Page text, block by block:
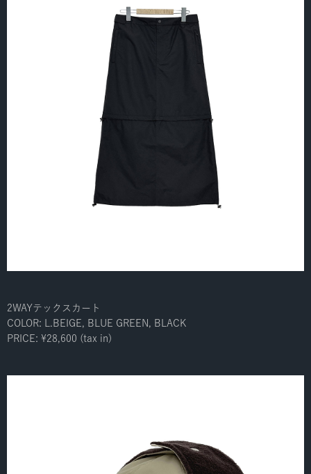
2WAYテックスカート
COLOR: L.BEIGE, BLUE GREEN, BLACK
PRICE: ¥28,600 (tax in)